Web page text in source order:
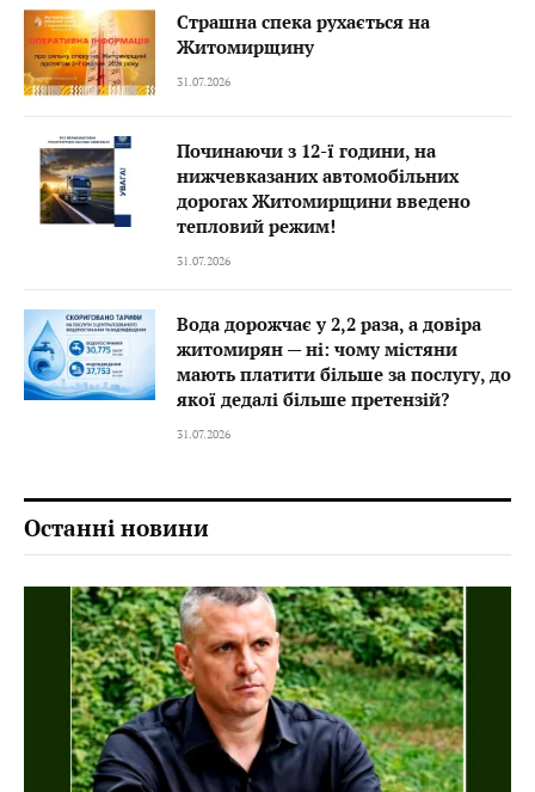
Страшна спека рухається на
Житомирщину
31.07.2026
Починаючи з 12-ї години, на
нижчевказаних автомобільних
дорогах Житомирщини введено
тепловий режим!
31.07.2026
Вода дорожчає у 2,2 раза, а довіра
житомирян — ні: чому містяни
мають платити більше за послугу, до
якої дедалі більше претензій?
31.07.2026
Останні новини